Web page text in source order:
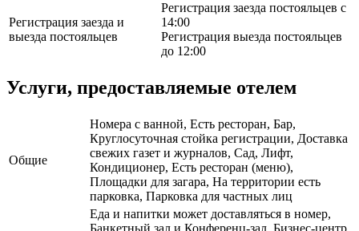
Регистрация заезда и
выезда постояльцев
Регистрация заезда постояльцев с
14:00
Регистрация выезда постояльцев
до 12:00
Услуги, предоставляемые отелем
Общие
Номера с ванной, Есть ресторан, Бар,
Круглосуточная стойка регистрации, Доставка
свежих газет и журналов, Сад, Лифт,
Кондиционер, Есть ресторан (меню),
Площадки для загара, На территории есть
парковка, Парковка для частных лиц
Еда и напитки может доставляться в номер,